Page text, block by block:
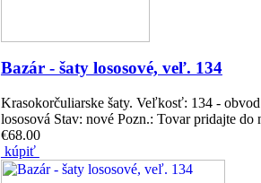
Bazár - šaty lososové, veľ. 134
Krasokorčuliarske šaty. Veľkosť: 134 -
lososová Stav: nové Pozn.: Tovar pridajte
€68.00
kúpiť